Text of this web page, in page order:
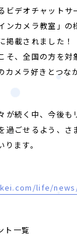
ビデオチャットサ
ンカメラ教室」
掲載されました！
そ、全国の方を対
カメラ好きとつな
が続く中、今後も
過ごせるよう、さ
ます。
life/
ト一覧